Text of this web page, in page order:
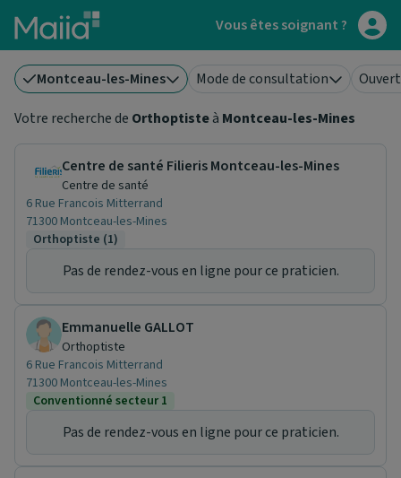
Aller au contenu principal Vous êtes soignant ?
Montceau-les-Mines Mode de consultation
Votre recherche de Orthoptisteà Montceau-les-Mines
Centre de santé Filieris Montceau-les-Mines
Centre de santé
6 Rue Francois Mitterrand
71300 Montceau-les-Mines
Orthoptiste (1)
Pas de rendez-vous en ligne pour ce praticien.
Emmanuelle GALLOT
Orthoptiste
6 Rue Francois Mitterrand
71300 Montceau-les-Mines
Conventionné secteur 1
Pas de rendez-vous en ligne pour ce praticien.